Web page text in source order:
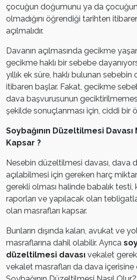
çocuğun doğumunu ya da
olmadığını öğrendiği tarihten
açılmalıdır.
Davanın açılmasında gecikme
gecikme haklı bir sebebe
yıllık ek süre, haklı bulunan
itibaren başlar. Fakat, gecikme
dava başvurusunun
şekilde sonuçlanması için, ciddi bir
Soybağının Düzeltilmesi
Kapsar ?
Nesebin düzeltilmesi davası, dava
açılabilmesi için gereken harç
gerekli olması halinde babalık testi,
raporları ve yapılacak olan
olan masrafları kapsar.
Bunların dışında kalan, avukat ve
masraflarına dahil olabilir. Ayrıca
düzeltilmesi davası vekalet
vekalet masrafları da dava içerisine